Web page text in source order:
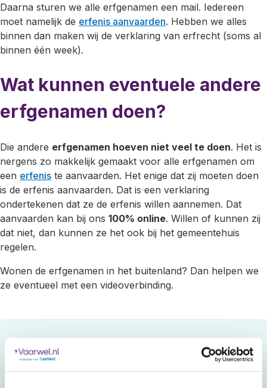
Daarna sturen we alle erfgenamen een mail. Iedereen
moet namelijk de erfenis aanvaarden. Hebben we alles
binnen dan maken wij de verklaring van erfrecht (soms al
binnen één week).
Wat kunnen eventuele andere
erfgenamen doen?
Die andere erfgenamen hoeven niet veel te doen. Het is
nergens zo makkelijk gemaakt voor alle erfgenamen om
een erfenis te aanvaarden. Het enige dat zij moeten doen
is de erfenis aanvaarden. Dat is een verklaring
ondertekenen dat ze de erfenis willen aannemen. Dat
aanvaarden kan bij ons 100% online. Willen of kunnen zij
dat niet, dan kunnen ze het ook bij het gemeentehuis
regelen.
Wonen de erfgenamen in het buitenland? Dan helpen we
ze eventueel met een videoverbinding.
Prijsberekening
verklaring van